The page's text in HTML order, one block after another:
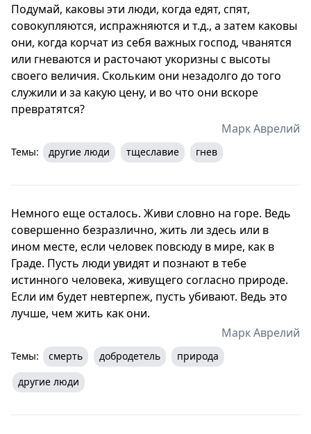
Подумай, каковы эти люди, когда едят, спят,
совокупляются, испражняются и т.д., а затем каковы
они, когда корчат из себя важных господ, чванятся
или гневаются и расточают укоризны с высоты
своего величия. Скольким они незадолго до того
служили и за какую цену, и во что они вскоре
превратятся?
Марк Аврелий
Темы: другие люди тщеславие гнев
Немного еще осталось. Живи словно на горе. Ведь
совершенно безразлично, жить ли здесь или в
ином месте, если человек повсюду в мире, как в
Граде. Пусть люди увидят и познают в тебе
истинного человека, живущего согласно природе.
Если им будет невтерпеж, пусть убивают. Ведь это
лучше, чем жить как они.
Марк Аврелий
Темы: смерть добродетель
природа
другие люди